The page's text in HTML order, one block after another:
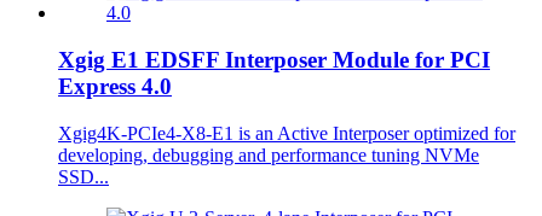
Xgig E1 EDSFF Interposer Module for PCI
Express 4.0
Xgig4K-PCIe4-X8-E1 is an Active Interposer optimized for
developing, debugging and performance tuning NVMe
SSD...